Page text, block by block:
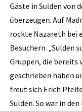
Gäste in Sulden von
überzeugen. Auf
rockte Nazareth bei
Besuchern. „Sulden
Gruppen, die bereits
geschrieben haben
freut sich Erich
Sulden. So war in